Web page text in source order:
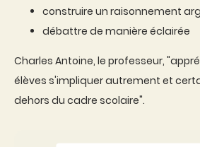
construire un raisonnement
débattre de manière éclairée
Charles Antoine, le professeur,
élèves s'impliquer autrement et
dehors du cadre scolaire".